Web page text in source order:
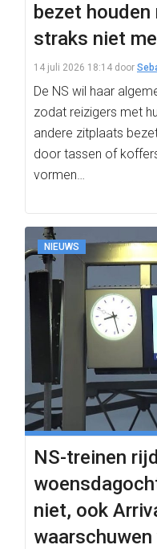
bezet houden
straks niet
14 juli 2026 18:14 door
De NS wil haar
zodat reizigers met
andere zitplaats
door tassen of
vormen…
NIEUWS
NS-treinen
niet, ook
waarschuwen